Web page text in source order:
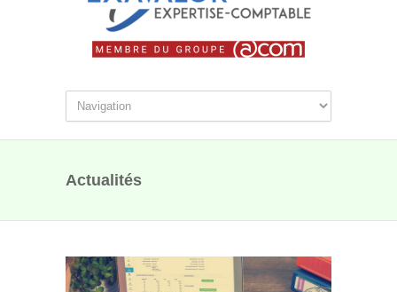
Actualités